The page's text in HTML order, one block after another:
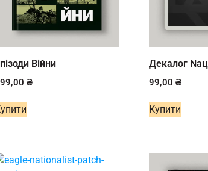
Війни
₴
Декалог
99,00 ₴
Купити